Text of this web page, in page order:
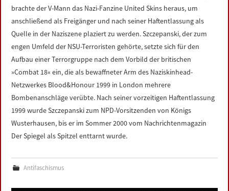
brachte der V-Mann das Nazi-Fanzine United Skins heraus, um
anschließend als Freigänger und nach seiner Haftentlassung als
Quelle in der Naziszene plaziert zu werden. Szczepanski, der zum
engen Umfeld der NSU-Terroristen gehörte, setzte sich für den
Aufbau einer Terrorgruppe nach dem Vorbild der britischen
»Combat 18« ein, die als bewaffneter Arm des Naziskinhead-
Netzwerkes Blood&Honour 1999 in London mehrere
Bombenanschläge verübte. Nach seiner vorzeitigen Haftentlassung
1999 wurde Szczepanski zum NPD-Vorsitzenden von Königs
Wusterhausen, bis er im Sommer 2000 vom Nachrichtenmagazin
Der Spiegel als Spitzel enttarnt wurde.
Antifaschismus